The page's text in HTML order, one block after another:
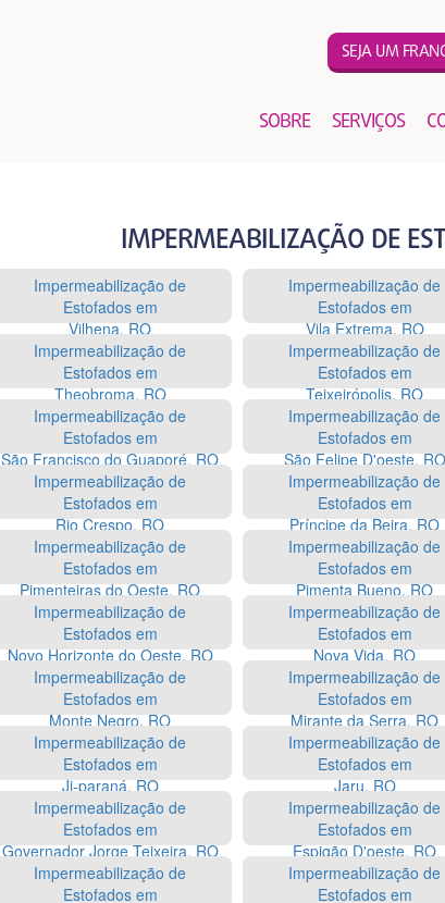
SEJA UM
SOBRE SERVIÇOS
IMPERMEABILIZAÇÃO DE
Impermeabilização de
Estofados em
Vilhena, RO
Impermeabilização de
Estofados em
Vila Extrema, RO
Impermeabilização de
Estofados em
Theobroma, RO
Impermeabilização de
Estofados em
Teixeirópolis, RO
Impermeabilização de
Estofados em
São Francisco do Guaporé, RO
Impermeabilização de
Estofados em
São Felipe D'oeste, RO
Impermeabilização de
Estofados em
Rio Crespo, RO
Impermeabilização de
Estofados em
Príncipe da Beira, RO
Impermeabilização de
Estofados em
Pimenteiras do Oeste, RO
Impermeabilização de
Estofados em
Pimenta Bueno, RO
Impermeabilização de
Estofados em
Novo Horizonte do Oeste, RO
Impermeabilização de
Estofados em
Nova Vida, RO
Impermeabilização de
Estofados em
Monte Negro, RO
Impermeabilização de
Estofados em
Mirante da Serra, RO
Impermeabilização de
Estofados em
Ji-paraná, RO
Impermeabilização de
Estofados em
Jaru, RO
Impermeabilização de
Estofados em
Governador Jorge Teixeira, RO
Impermeabilização de
Estofados em
Espigão D'oeste, RO
Impermeabilização de
Estofados em
Impermeabilização de
Estofados em